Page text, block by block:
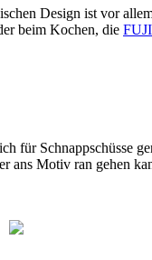
Design ist vor
beim Kochen, die
für Schnappschüsse
Motiv ran gehen